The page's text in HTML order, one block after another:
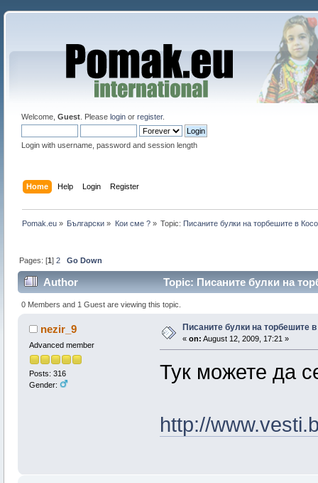
Welcome, Guest. Please loginor register.
Login with username, password and session length
Home Help Login Register
Pomak.eu » Български » Кои сме ?» Topic: Писаните булки на торбешите в
Pages: [1]2 Go Down
Author Topic: Писаните булки на
0 Members and 1 Guest are viewing this topic.
nezir_9
Advanced member
Posts: 316
Gender:
Писаните булки на торбешите
« on: August 12, 2009, 17:21 »
Тук можете да
http://